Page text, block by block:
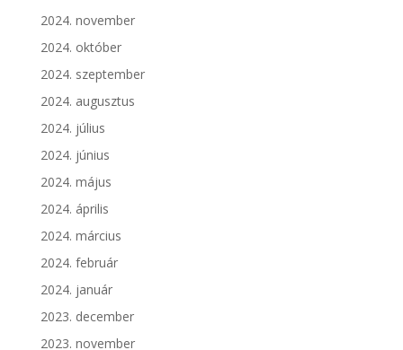
2024. november
2024. október
2024. szeptember
2024. augusztus
2024. július
2024. június
2024. május
2024. április
2024. március
2024. február
2024. január
2023. december
2023. november